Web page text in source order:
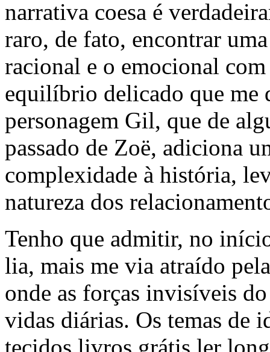
narrativa coesa é
raro, de fato, encontrar
racional e o emocional
equilíbrio delicado que me
personagem Gil, que de
passado de Zoë, adiciona
complexidade à história,
natureza dos
Tenho que admitir, no
lia, mais me via atraído
onde as forças invisíveis
vidas diárias. Os temas de